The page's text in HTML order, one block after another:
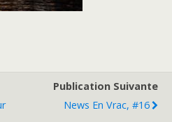
Publication Suivante
News En Vrac, #16